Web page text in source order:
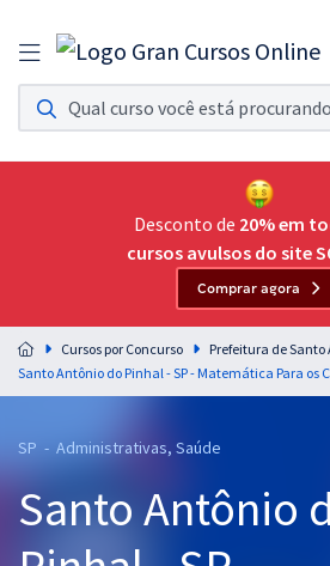
Assinatura Ilimitada 11
Acesso a todos os cursos. Teste grátis por 7 dias!
Assinatura OAB Até Passar
Acesso ilimitado a toda preparação para o Exame
Residências Multiprofissionais
Preparação completa e intensiva para as
residências em saúde do Brasil
Cursos 20% OFF
Pós
Desconto de 20% em
cursos avulsos do site
Comprar agora
Cursos por Concurso
Prefeitura de Santo
SP - Administrativas, Saúde
Santo Antônio